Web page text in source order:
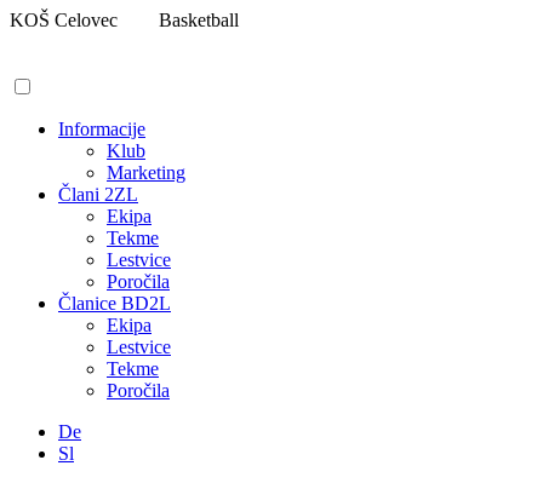
Pojdi
KOŠ Celovec Basketball
Informacije
Klub
Marketing
Člani 2ZL
Ekipa
Tekme
Lestvice
Poročila
Članice BD2L
Ekipa
Lestvice
Tekme
Poročila
De
Sl